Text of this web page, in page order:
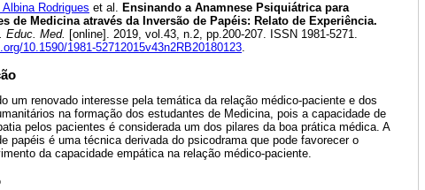
Rodrigues et al. Ensinando a Anamnese Psiquiátrica para
de Medicina através da Inversão de Papéis: Relato de Experiência.
Educ. Med. [online]. 2019, vol.43, n.2, pp.200-207. ISSN 1981-5271.
10.1590/1981-52712015v43n2RB20180123.
um renovado interesse pela temática da relação médico-paciente e dos
na formação dos estudantes de Medicina, pois a capacidade de
pelos pacientes é considerada um dos pilares da boa prática médica. A
papéis é uma técnica derivada do psicodrama que pode favorecer o
da capacidade empática na relação médico-paciente.